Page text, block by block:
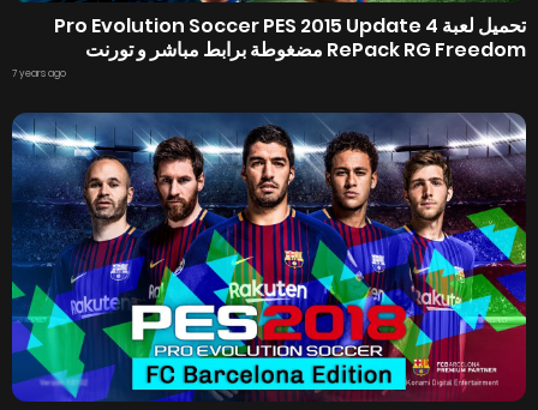
تحميل لعبة Pro Evolution Soccer PES 2015 Update 4
RePack RG Freedom مضغوطة برابط مباشر و تورنت
7 years ago